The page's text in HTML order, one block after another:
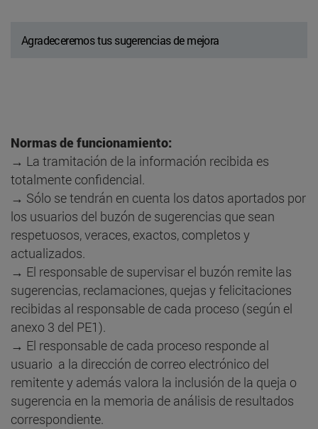
Agradeceremos tus sugerencias de mejora
Normas de funcionamiento:
→ La tramitación de la información recibida es
totalmente confidencial.
→ Sólo se tendrán en cuenta los datos aportados por
los usuarios del buzón de sugerencias que sean
respetuosos, veraces, exactos, completos y
actualizados.
→ El responsable de supervisar el buzón remite las
sugerencias, reclamaciones, quejas y felicitaciones
recibidas al responsable de cada proceso (según el
anexo 3 del PE1).
→ El responsable de cada proceso responde al
usuario a la dirección de correo electrónico del
remitente y además valora la inclusión de la queja o
sugerencia en la memoria de análisis de resultados
correspondiente.